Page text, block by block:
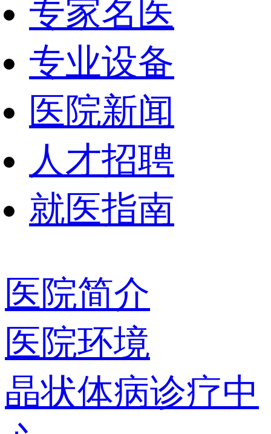
专家名医
专业设备
医院新闻
人才招聘
就医指南
医院简介
医院环境
晶状体病诊疗中